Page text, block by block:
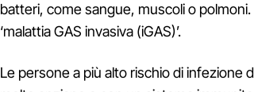
batteri, come sangue, muscoli o
‘malattia GAS invasiva (iGAS)’.
Le persone a più alto rischio di infezione